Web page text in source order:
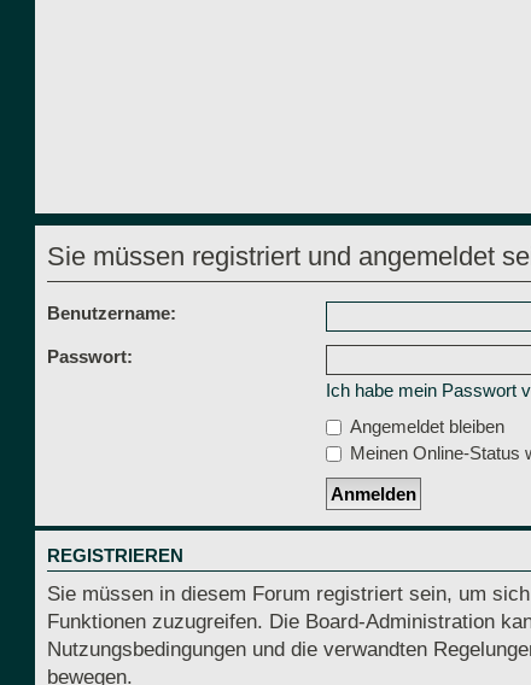
Sie müssen registriert und angemeldet
Benutzername:
Passwort:
Ich habe mein Passwort
Angemeldet bleiben
Meinen Online-Status
REGISTRIEREN
Sie müssen in diesem Forum registriert sein, um
Funktionen zuzugreifen. Die Board-Administration
Nutzungsbedingungen und die verwandten
bewegen.